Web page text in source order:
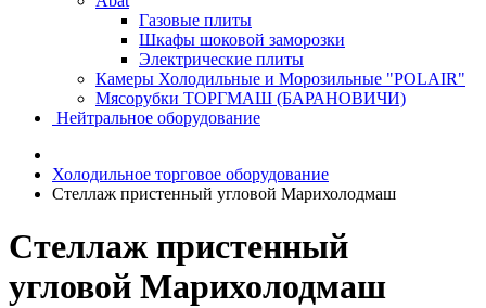
Газовые плиты
Шкафы шоковой заморозки
Электрические плиты
Камеры Холодильные и Морозильные "POLAIR"
Мясорубки ТОРГМАШ (БАРАНОВИЧИ)
Нейтральное оборудование
Холодильное торговое оборудование
Стеллаж пристенный угловой Марихолодмаш
Стеллаж пристенный
угловой Марихолодмаш